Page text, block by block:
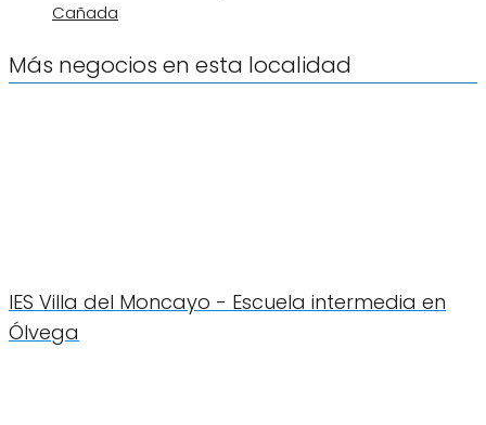
Cañada
Más negocios en esta localidad
IES Villa del Moncayo - Escuela intermedia en
Ólvega